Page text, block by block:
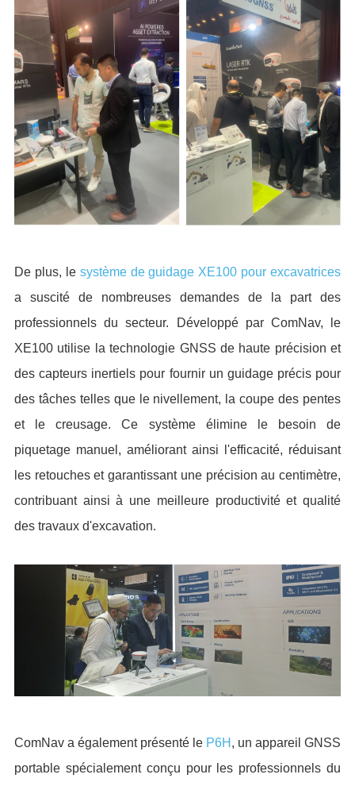
De plus, le système de guidage XE100 pour excavatrices
a suscité de nombreuses demandes de la part des
professionnels du secteur. Développé par ComNav, le
XE100 utilise la technologie GNSS de haute précision et
des capteurs inertiels pour fournir un guidage précis pour
des tâches telles que le nivellement, la coupe des pentes
et le creusage. Ce système élimine le besoin de
piquetage manuel, améliorant ainsi l'efficacité, réduisant
les retouches et garantissant une précision au centimètre,
contribuant ainsi à une meilleure productivité et qualité
des travaux d'excavation.
ComNav a également présenté le P6H , un appareil GNSS
portable spécialement conçu pour les professionnels du